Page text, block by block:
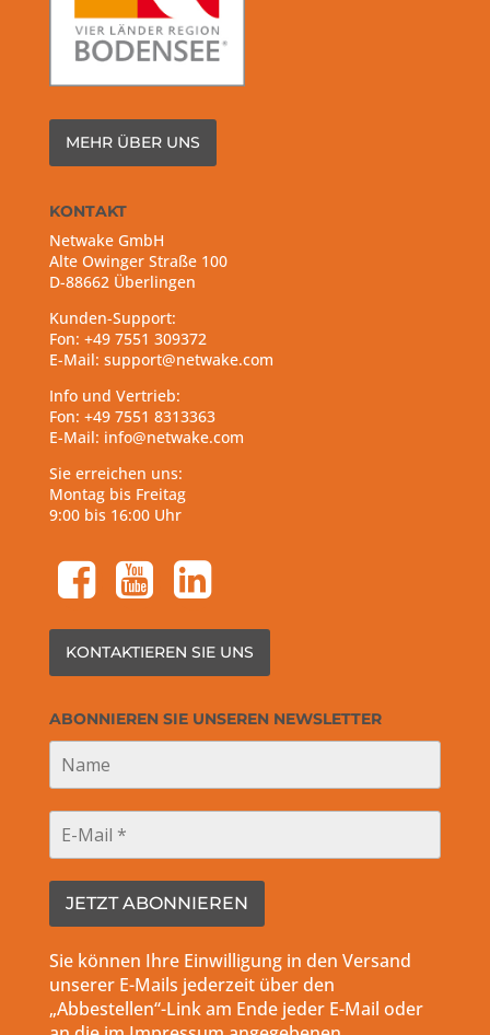
MEHR ÜBER UNS
KONTAKT
Netwake GmbH
Alte Owinger Straße 100
D-88662 Überlingen
Kunden-Support:
Fon: +49 7551 309372
E-Mail: support@netwake.com
Info und Vertrieb:
Fon: +49 7551 8313363
E-Mail: info@netwake.com
Sie erreichen uns:
Montag bis Freitag
9:00 bis 16:00 Uhr
facebook-square
youtube-square linkedin-square
KONTAKTIEREN SIE UNS
ABONNIEREN SIE UNSEREN NEWSLETTER
Sie können Ihre Einwilligung in den Versand
unserer E-Mails jederzeit über den
„Abbestellen“-Link am Ende jeder E-Mail oder